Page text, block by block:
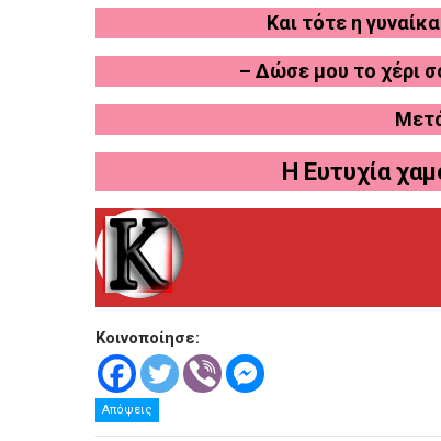
Και τότε η
– Δώσε μου το χέρι
Η Ευτυχία
Κοινοποίησε:
Απόψεις